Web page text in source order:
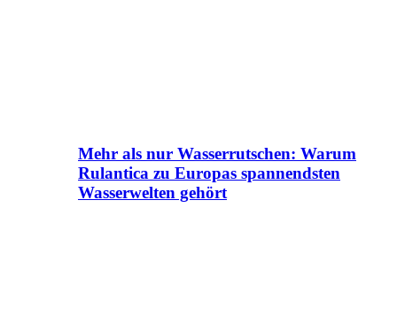
Mehr als nur Wasserrutschen: Warum
Rulantica zu Europas spannendsten
Wasserwelten gehört